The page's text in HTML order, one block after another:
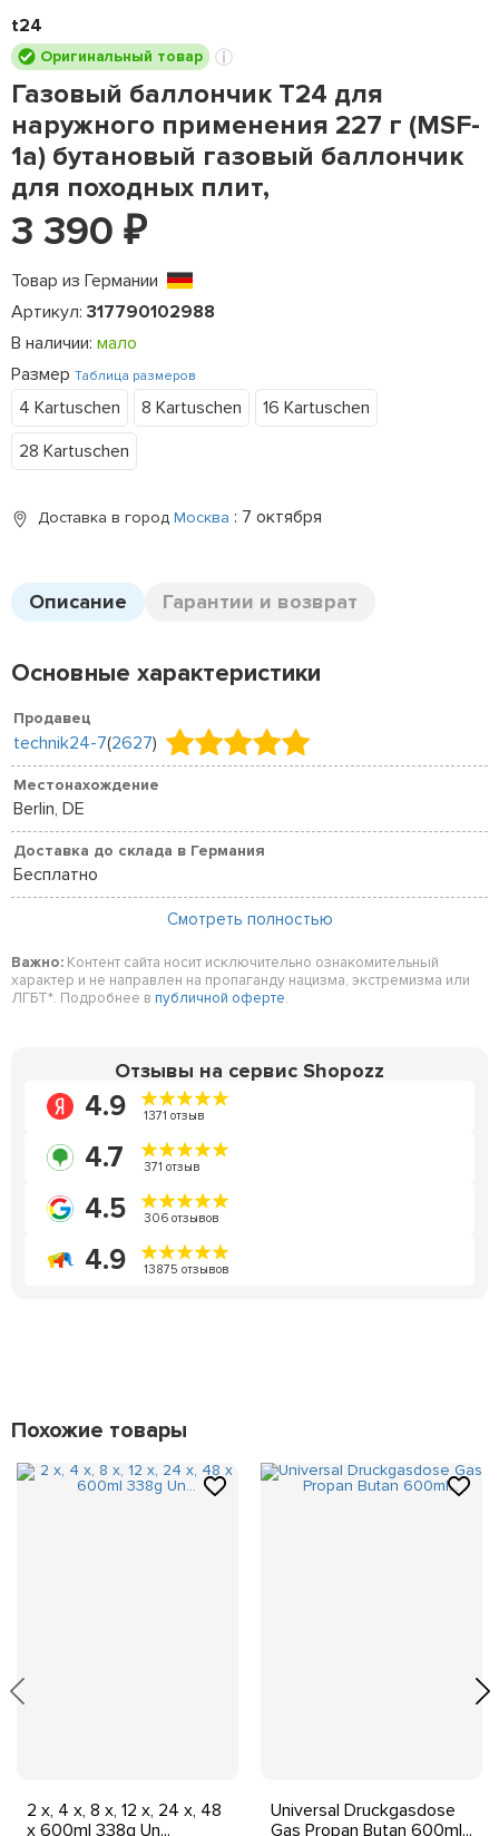
t24
Оригинальный товар
Газовый баллончик T24 для
наружного применения 227 г (MSF-
1a) бутановый газовый баллончик
для походных плит,
3 390 ₽
Товар из Германии
Артикул: 317790102988
В наличии: мало
Размер Таблица размеров
4 Kartuschen 8 Kartuschen
16 Kartuschen
28 Kartuschen
Доставка в город Москва : 7 октября
Описание Гарантии и возврат
Основные характеристики
Продавец
technik24-7(2627)
Местонахождение
Berlin, DE
Доставка до склада в Германия
Бесплатно
Смотреть полностью
Важно: Контент сайта носит исключительно ознакомительный
характер и не направлен на пропаганду нацизма, экстремизма или
ЛГБТ*. Подробнее в публичной оферте.
Отзывы на сервис Shopozz
4.9 1371 отзыв
4.7 371 отзыв
4.5 306 отзывов
4.9 13875 отзывов
Похожие товары
2 x, 4 x, 8 x, 12 x, 24 x, 48
x 600ml 338g Un...
Universal Druckgasdose
Gas Propan Butan 600ml...